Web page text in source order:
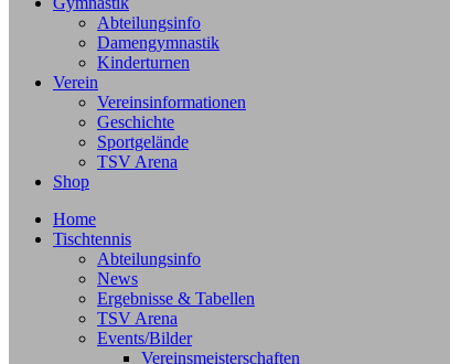
Abteilungsinfo
Damengymnastik
Kinderturnen
Verein
Vereinsinformationen
Geschichte
Sportgelände
TSV Arena
Shop
Home
Tischtennis
Abteilungsinfo
News
Ergebnisse & Tabellen
TSV Arena
Events/Bilder
Vereinsmeisterschaften